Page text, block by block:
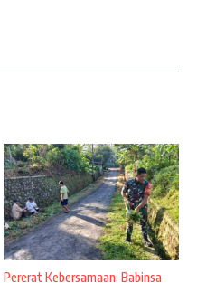
Pererat Kebersamaan, Babinsa